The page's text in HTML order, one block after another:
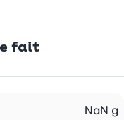
fait
NaN g